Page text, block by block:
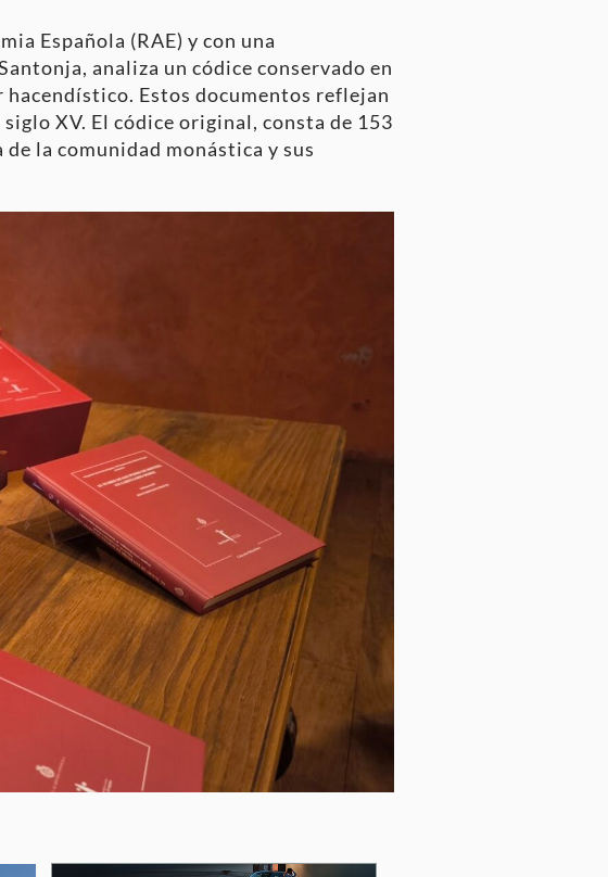
Española (RAE) y con una
analiza un códice conservado en
Estos documentos reflejan
XV. El códice original, consta de 153
la comunidad monástica y sus